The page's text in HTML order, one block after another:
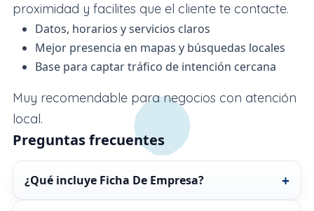
proximidad y facilites que el cliente te contacte.
Datos, horarios y servicios claros
Mejor presencia en mapas y búsquedas locales
Base para captar tráfico de intención cercana
Muy recomendable para negocios con atención
local.
Preguntas frecuentes
¿Qué incluye Ficha De Empresa?